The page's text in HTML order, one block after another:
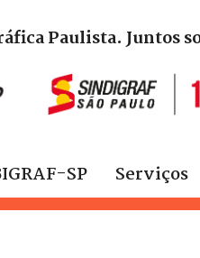
Paulista. Juntos
SP Serviços